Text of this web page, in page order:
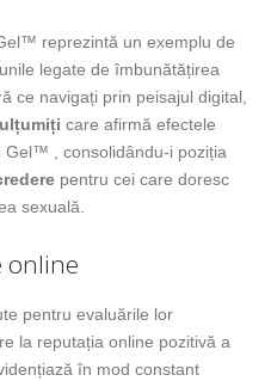
reprezintă un exemplu de
legate de îmbunătățirea
ce navigați prin peisajul digital,
care afirmă efectele
Gel™ , consolidându-i poziția
pentru cei care doresc
sexuală.
online
pentru evaluările lor
la reputația online pozitivă a
în mod constant